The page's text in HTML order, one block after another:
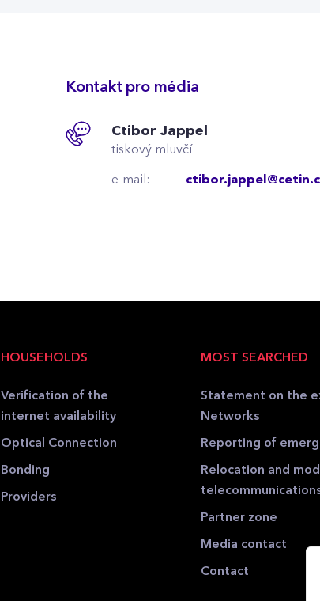
Kontakt pro média
Ctibor Jappel
tiskový mluvčí
e-mail:
HOUSEHOLDS
Verification of the
internet availability
Optical Connection
Bonding
Providers
MOST SEARCHED
Statement on the
Networks
Reporting of
Relocation and
Partner zone
Media contact
Contact